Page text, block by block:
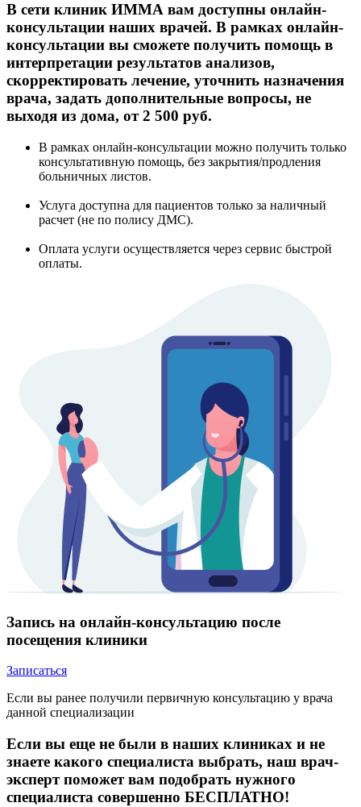
В сети клиник ИММА вам доступны онлайн-
консультации наших врачей. В рамках онлайн-
консультации вы сможете получить помощь в
интерпретации результатов анализов,
скорректировать лечение, уточнить назначения
врача, задать дополнительные вопросы, не
выходя из дома, от 2 500 руб.
В рамках онлайн-консультации можно получить только
консультативную помощь, без закрытия/продления
больничных листов.
Услуга доступна для пациентов только за наличный
расчет (не по полису ДМС).
Оплата услуги осуществляется через сервис быстрой
оплаты.
Запись на онлайн-консультацию после
посещения клиники
Записаться
Если вы ранее получили первичную консультацию у врача
данной специализации
Если вы еще не были в наших клиниках и не
знаете какого специалиста выбрать, наш врач-
эксперт поможет вам подобрать нужного
специалиста совершенно БЕСПЛАТНО!